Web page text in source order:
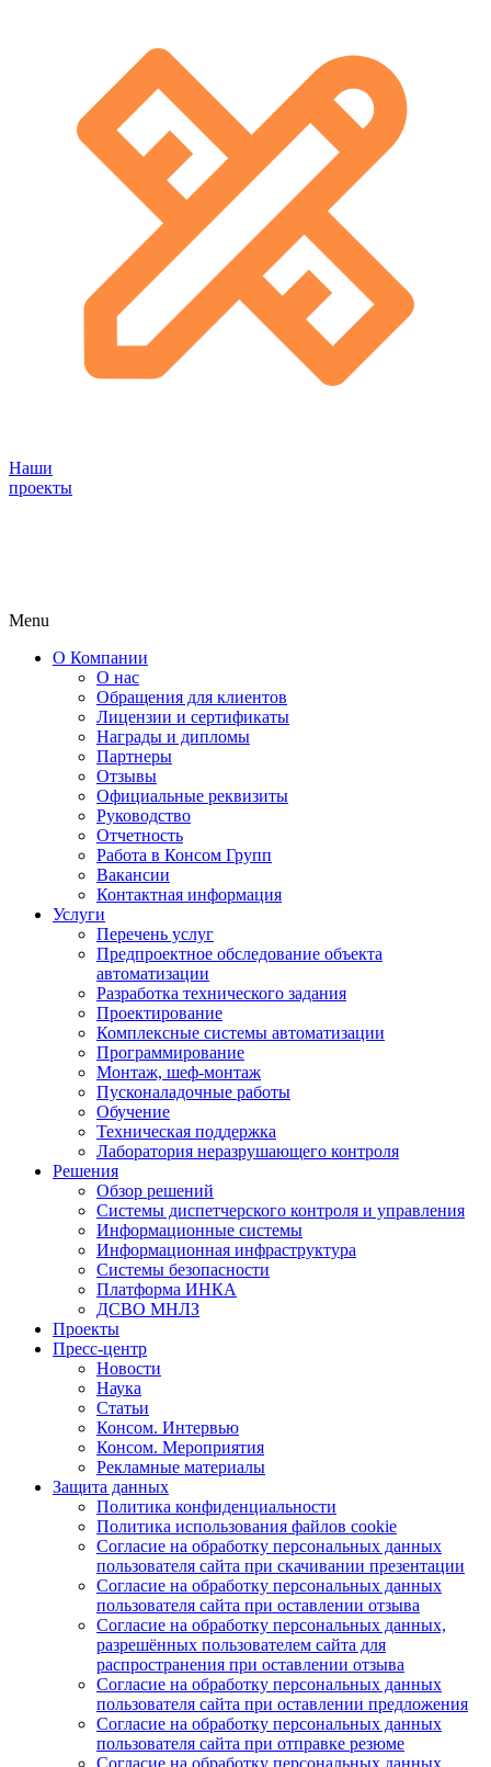
Наши
проекты
Menu
О Компании
О нас
Обращения для клиентов
Лицензии и сертификаты
Награды и дипломы
Партнеры
Отзывы
Официальные реквизиты
Руководство
Отчетность
Работа в Консом Групп
Вакансии
Контактная информация
Услуги
Перечень услуг
Предпроектное обследование объекта
автоматизации
Разработка технического задания
Проектирование
Комплексные системы автоматизации
Программирование
Монтаж, шеф-монтаж
Пусконаладочные работы
Обучение
Техническая поддержка
Лаборатория неразрушающего контроля
Решения
Обзор решений
Системы диспетчерского контроля и управления
Информационные системы
Информационная инфраструктура
Системы безопасности
Платформа ИНКА
ДСВО МНЛЗ
Проекты
Пресс-центр
Новости
Наука
Статьи
Консом. Интервью
Консом. Мероприятия
Рекламные материалы
Защита данных
Политика конфиденциальности
Политика использования файлов cookie
Согласие на обработку персональных данных
пользователя сайта при скачивании презентации
Согласие на обработку персональных данных
пользователя сайта при оставлении отзыва
Согласие на обработку персональных данных,
разрешённых пользователем сайта для
распространения при оставлении отзыва
Согласие на обработку персональных данных
пользователя сайта при оставлении предложения
Согласие на обработку персональных данных
пользователя сайта при отправке резюме
Согласие на обработку персональных данных